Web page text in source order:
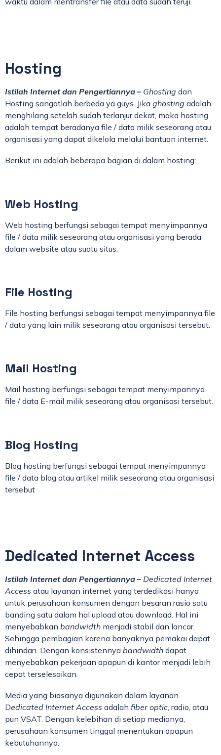
Hosting
Istilah Internet dan Pengertiannya – Ghosting dan
Hosting sangatlah berbeda ya guys. Jika ghosting adalah
menghilang setelah sudah terlanjur dekat, maka hosting
adalah tempat beradanya file / data milik seseorang atau
organisasi yang dapat dikelola melalui bantuan internet.
Berikut ini adalah beberapa bagian di dalam hosting:
Web Hosting
Web hosting berfungsi sebagai tempat menyimpannya
file / data milik seseorang atau organisasi yang berada
dalam website atau suatu situs.
File Hosting
File hosting berfungsi sebagai tempat menyimpannya file
/ data yang lain milik seseorang atau organisasi tersebut.
Mail Hosting
Mail hosting berfungsi sebagai tempat menyimpannya
file / data E-mail milik seseorang atau organisasi tersebut.
Blog Hosting
Blog hosting berfungsi sebagai tempat menyimpannya
file / data blog atau artikel milik seseorang atau organisasi
tersebut
Dedicated Internet Access
Istilah Internet dan Pengertiannya – Dedicated Internet
Access atau layanan internet yang terdedikasi hanya
untuk perusahaan konsumen dengan besaran rasio satu
banding satu dalam hal upload atau download. Hal ini
menyebabkan bandwidth menjadi stabil dan lancar.
Sehingga pembagian karena banyaknya pemakai dapat
dihindari. Dengan konsistennya bandwidth dapat
menyebabkan pekerjaan apapun di kantor menjadi lebih
cepat terselesaikan.
Media yang biasanya digunakan dalam layanan
Dedicated Internet Access adalah fiber optic, radio, atau
pun VSAT. Dengan kelebihan di setiap medianya,
perusahaan konsumen tinggal menentukan apapun
kebutuhannya.